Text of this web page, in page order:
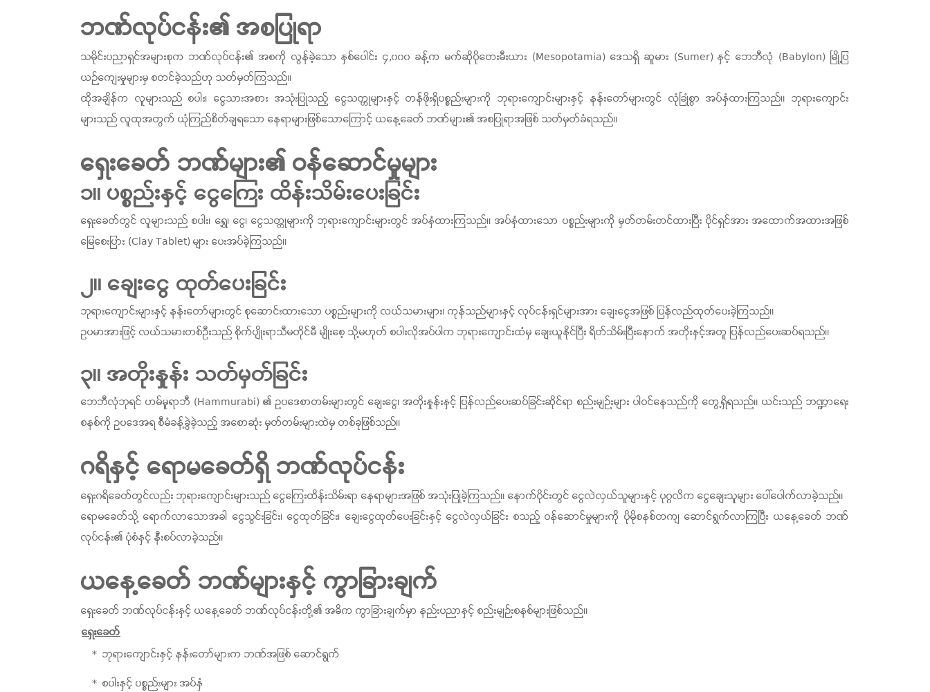
ဘဏ်လုပ်ငန်း၏ အစပြုရာ
သမိုင်းပညာရှင်အများစုက ဘဏ်လုပ်ငန်း၏ အစကို လွန်ခဲ့သော နှစ်ပေါင်း ၄,၀၀၀ ခန့်က မက်ဆိုပိုတေးမီးယား (Mesopotamia) ဒေသရှိ ဆူမား (Sumer) နှင့် ဘေဘီလုံ (Babylon) မြို့ပြ
ယဉ်ကျေးမှုများမှ စတင်ခဲ့သည်ဟု သတ်မှတ်ကြသည်။
ထိုအချိန်က လူများသည် စပါး၊ ငွေသားအစား အသုံးပြုသည့် ငွေသတ္တုများနှင့် တန်ဖိုးရှိပစ္စည်းများကို ဘုရားကျောင်းများနှင့် နန်းတော်များတွင် လုံခြုံစွာ အပ်နှံထားကြသည်။ ဘုရားကျောင်း
များသည် လူထုအတွက် ယုံကြည်စိတ်ချရသော နေရာများဖြစ်သောကြောင့် ယနေ့ခေတ် ဘဏ်များ၏ အစပြုရာအဖြစ် သတ်မှတ်ခံရသည်။
ရှေးခေတ် ဘဏ်များ၏ ဝန်ဆောင်မှုများ
၁။ ပစ္စည်းနှင့် ငွေကြေး ထိန်းသိမ်းပေးခြင်း
ရှေးခေတ်တွင် လူများသည် စပါး၊ ရွှေ၊ ငွေ၊ ငွေသတ္တုများကို ဘုရားကျောင်းများတွင် အပ်နှံထားကြသည်။ အပ်နှံထားသော ပစ္စည်းများကို မှတ်တမ်းတင်ထားပြီး ပိုင်ရှင်အား အထောက်အထားအဖြစ်
မြေစေးပြား (Clay Tablet) များ ပေးအပ်ခဲ့ကြသည်။
၂။ ချေးငွေ ထုတ်ပေးခြင်း
ဘုရားကျောင်းများနှင့် နန်းတော်များတွင် စုဆောင်းထားသော ပစ္စည်းများကို လယ်သမားများ၊ ကုန်သည်များနှင့် လုပ်ငန်းရှင်များအား ချေးငွေအဖြစ် ပြန်လည်ထုတ်ပေးခဲ့ကြသည်။
ဥပမာအားဖြင့် လယ်သမားတစ်ဦးသည် စိုက်ပျိုးရာသီမတိုင်မီ မျိုးစေ့ သို့မဟုတ် စပါးလိုအပ်ပါက ဘုရားကျောင်းထံမှ ချေးယူနိုင်ပြီး ရိတ်သိမ်းပြီးနောက် အတိုးနှင့်အတူ ပြန်လည်ပေးဆပ်ရသည်။
၃။ အတိုးနှုန်း သတ်မှတ်ခြင်း
ဘေဘီလုံဘုရင် ဟမ်မူရာဘီ (Hammurabi) ၏ ဥပဒေစာတမ်းများတွင် ချေးငွေ၊ အတိုးနှုန်းနှင့် ပြန်လည်ပေးဆပ်ခြင်းဆိုင်ရာ စည်းမျဉ်းများ ပါဝင်နေသည်ကို တွေ့ရှိရသည်။ ယင်းသည် ဘဏ္ဍာရေး
စနစ်ကို ဥပဒေအရ စီမံခန့်ခွဲခဲ့သည့် အစောဆုံး မှတ်တမ်းများထဲမှ တစ်ခုဖြစ်သည်။
ဂရိနှင့် ရောမခေတ်ရှိ ဘဏ်လုပ်ငန်း
ရှေးဂရိခေတ်တွင်လည်း ဘုရားကျောင်းများသည် ငွေကြေးထိန်းသိမ်းရာ နေရာများအဖြစ် အသုံးပြုခဲ့ကြသည်။ နောက်ပိုင်းတွင် ငွေလဲလှယ်သူများနှင့် ပုဂ္ဂလိက ငွေချေးသူများ ပေါ်ပေါက်လာခဲ့သည်။
ရောမခေတ်သို့ ရောက်လာသောအခါ ငွေသွင်းခြင်း၊ ငွေထုတ်ခြင်း၊ ချေးငွေထုတ်ပေးခြင်းနှင့် ငွေလဲလှယ်ခြင်း စသည့် ဝန်ဆောင်မှုများကို ပိုမိုစနစ်တကျ ဆောင်ရွက်လာကြပြီး ယနေ့ခေတ် ဘဏ်
လုပ်ငန်း၏ ပုံစံနှင့် နီးစပ်လာခဲ့သည်။
ယနေ့ခေတ် ဘဏ်များနှင့် ကွာခြားချက်
ရှေးခေတ် ဘဏ်လုပ်ငန်းနှင့် ယနေ့ခေတ် ဘဏ်လုပ်ငန်းတို့၏ အဓိက ကွာခြားချက်မှာ နည်းပညာနှင့် စည်းမျဉ်းစနစ်များဖြစ်သည်။
ရှေးခေတ်
ဘုရားကျောင်းနှင့် နန်းတော်များက ဘဏ်အဖြစ် ဆောင်ရွက်
စပါးနှင့် ပစ္စည်းများ အပ်နှံ